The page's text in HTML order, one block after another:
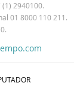
2940100.
01 8000 110 211.